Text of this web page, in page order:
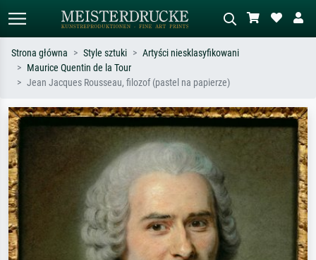
Wyszukiwanie standardowe Wyszukiwanie obrazów AI
Monet, Gwiaździsta noc,
impresjonizm, fala Hokusaia, akt.
abstrakcja z czerwienią, ciemny olej,
stojący akt obok drzewa.
Strona główna Style sztuki
Artyści niesklasyfikowani
Maurice Quentin de la Tour
Jean Jacques Rousseau, filozof (pastel na papierze)